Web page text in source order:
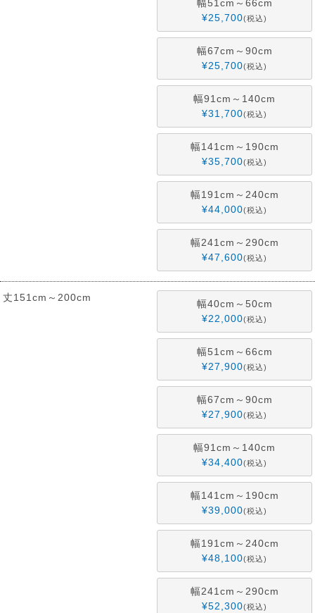
幅51cm～66cm
¥25,700 税込
幅67cm～90cm
¥25,700 税込
幅91cm～140cm
¥31,700 税込
幅141cm～190cm
¥35,700 税込
幅191cm～240cm
¥44,000 税込
幅241cm～290cm
¥47,600 税込
丈151cm～200cm
幅40cm～50cm
¥22,000 税込
幅51cm～66cm
¥27,900 税込
幅67cm～90cm
¥27,900 税込
幅91cm～140cm
¥34,400 税込
幅141cm～190cm
¥39,000 税込
幅191cm～240cm
¥48,100 税込
幅241cm～290cm
¥52,300 税込